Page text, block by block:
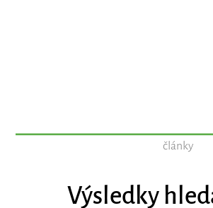
články
Výsledky